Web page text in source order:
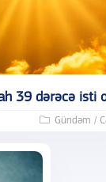
39 dərəcə isti
Gündəm /